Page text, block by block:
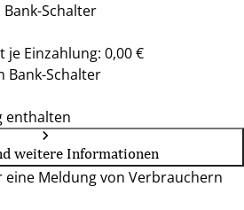
Schalter
je Einzahlung: 0,00 €
Bank-Schalter
enthalten
weitere Informationen
Meldung von Verbrauchern